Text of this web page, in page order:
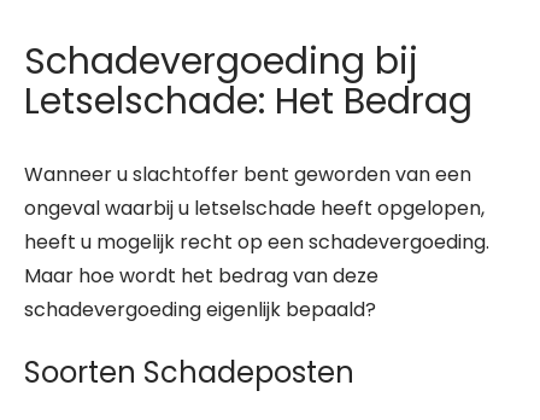
Schadevergoeding bij
Letselschade: Het Bedrag
Wanneer u slachtoffer bent geworden van een
ongeval waarbij u letselschade heeft opgelopen,
heeft u mogelijk recht op een schadevergoeding.
Maar hoe wordt het bedrag van deze
schadevergoeding eigenlijk bepaald?
Soorten Schadeposten